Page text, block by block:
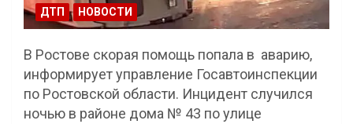
ДТП НОВОСТИ
В Ростове скорая помощь попала в аварию,
информирует управление Госавтоинспекции
по Ростовской области. Инцидент случился
ночью в районе дома № 43 по улице